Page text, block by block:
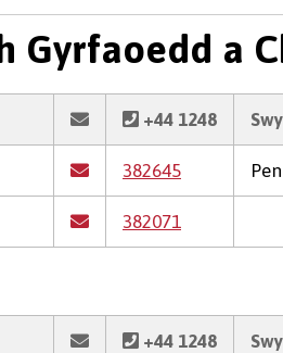
Gyrfaoedd a
+44 1248
382645
382071
+44 1248